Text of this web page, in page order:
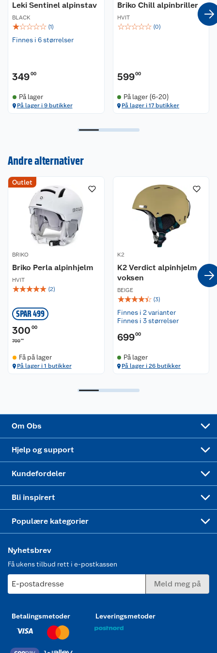
Leki Sentinel alpinstav
BLACK
☆☆☆☆☆ (1)
Finnes i 6 størrelser
34900
På lager
På lager i 9 butikker
Briko Chill alpinbriller
HVIT
☆☆☆☆☆ (0)
59900
På lager (6-20)
På lager i 17 butikker
Andre alternativer
Outlet
BRIKO
Briko Perla alpinhjelm
HVIT
☆☆☆☆☆ (2)
SPAR 499
300 00
79900
Få på lager
På lager i 1 butikker
K2
K2 Verdict alpinhjelm
voksen
BEIGE
☆☆☆☆☆ (3)
Finnes i 2 varianter
Finnes i 3 størrelser
69900
På lager
På lager i 26 butikker
Om Obs
Om oss
Nyheter
Våre butikker
Våre merkevarer
Coop kjeder
Bærekraft
Samvirkelag
Hjelp og support
Kundeservice
Kontakt oss
Angre- og returrett
Reklamasjon og garanti
Ofte stilte spørsmål
Betalingsalternativer
Pakkesporing
Kjøpsvilkår
Kundefordeler
Coop medlem
Klikk og hent
Bli inspirert
Festdrakter til hele familien
Populære kategorier
Hagemøbler og utemøbler
Nyhetsbrev
Få ukens tilbud rett i e-postkassen
E-postadresse Meld meg på
Betalingsmetoder Leveringsmetoder